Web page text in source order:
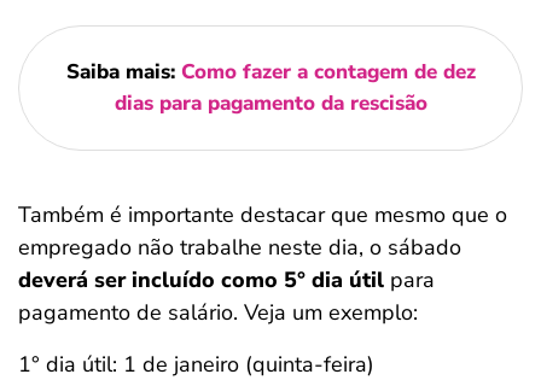
Saiba mais: Como fazer a contagem de dez
dias para pagamento da rescisão
Também é importante destacar que mesmo que o
empregado não trabalhe neste dia, o sábado
deverá ser incluído como 5° dia útil para
pagamento de salário. Veja um exemplo:
1° dia útil: 1 de janeiro (quinta-feira)